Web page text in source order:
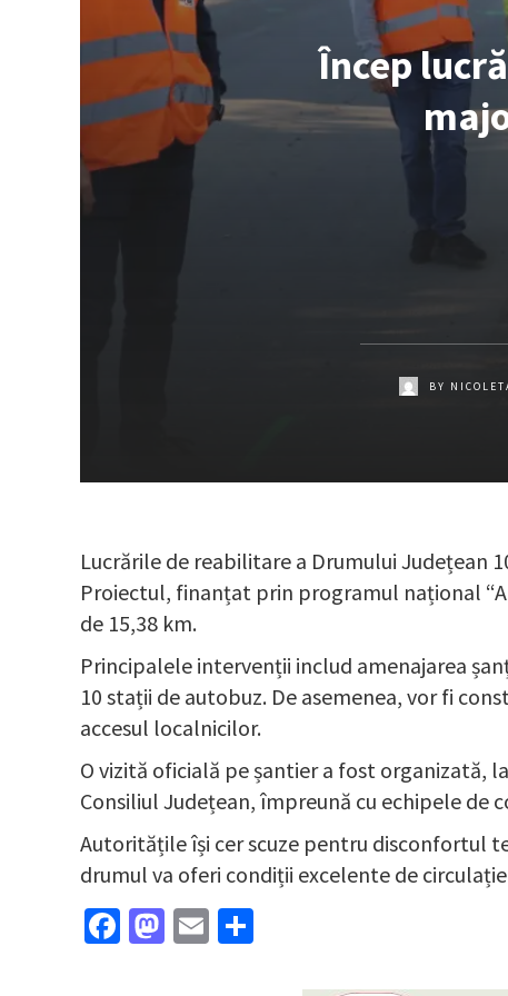
Încep
BY
Lucrările de reabilitare a Drumului Județean
Proiectul, finanțat prin programul național
de 15,38 km.
Principalele intervenții includ amenajarea
10 stații de autobuz. De asemenea, vor fi
accesul localnicilor.
O vizită oficială pe șantier a fost organizată,
Consiliul Județean, împreună cu echipele
Autoritățile își cer scuze pentru disconfortul
drumul va oferi condiții excelente de
Facebook
Mastodon
Email